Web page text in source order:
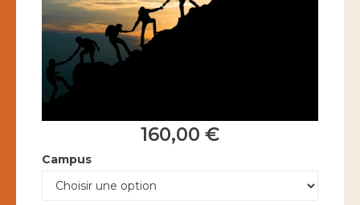
160,00 €
Campus